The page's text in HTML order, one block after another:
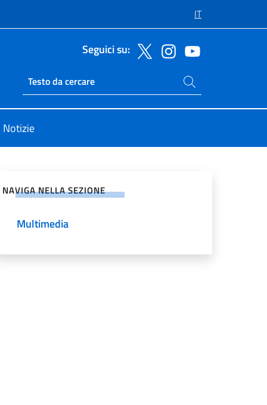
IT
Seguici su:
Ricerca sito live
Cerca nel sito
Notizie
NAVIGA NELLA SEZIONE
Multimedia